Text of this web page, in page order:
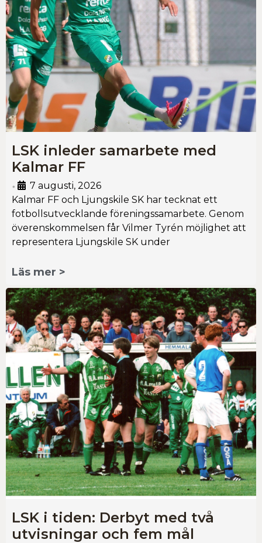
LSK inleder samarbete med
Kalmar FF
•
7 augusti, 2026
Kalmar FF och Ljungskile SK har tecknat ett
fotbollsutvecklande föreningssamarbete. Genom
överenskommelsen får Vilmer Tyrén möjlighet att
representera Ljungskile SK under
Läs mer >
LSK i tiden: Derbyt med två
utvisningar och fem mål